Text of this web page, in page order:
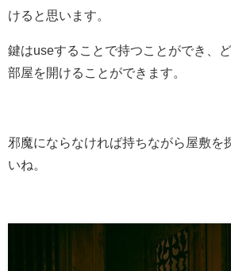
けると思います。
鍵はuseすることで持つことができ、
部屋を開けることができます。
邪魔にならなければ持ちながら屋敷を
いね。